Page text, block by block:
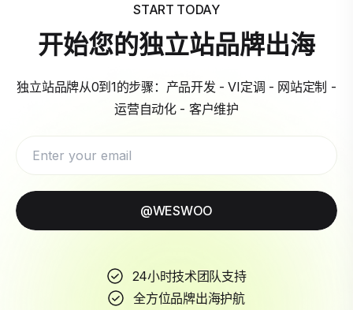
START TODAY
开始您的独立站品牌出海
独立站品牌从0到1的步骤：产品开发 - VI定调 - 网站定制 -
运营自动化 - 客户维护
@WESWOO
24小时技术团队支持
全方位品牌出海护航